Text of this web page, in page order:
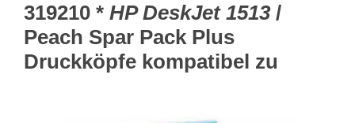
319210 * HP DeskJet 1513/
Peach Spar Pack Plus
Druckköpfe kompatibel zu